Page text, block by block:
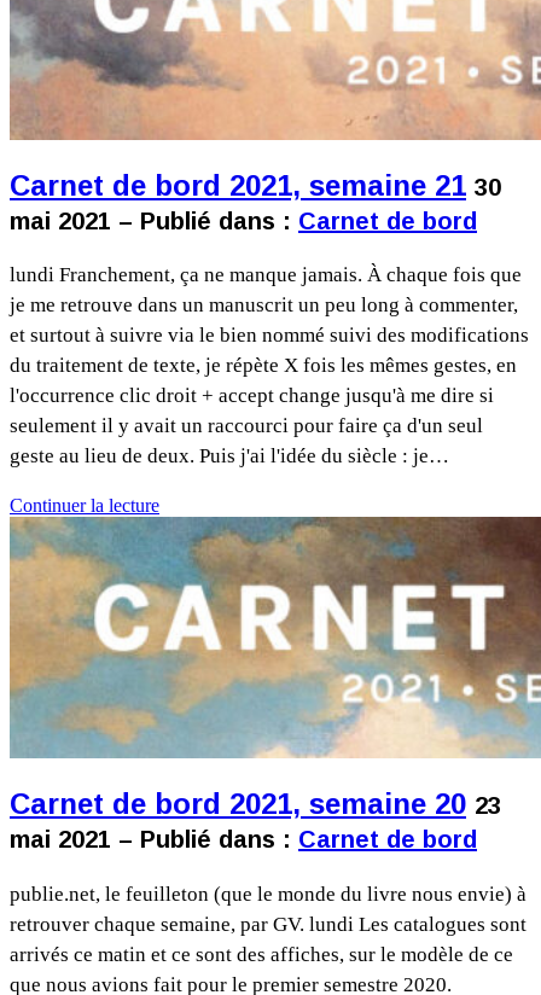
Carnet de bord 2021, semaine 21 30
mai 2021 – Publié dans : Carnet de bord
lundi Franchement, ça ne manque jamais. À chaque fois que
je me retrouve dans un manuscrit un peu long à commenter,
et surtout à suivre via le bien nommé suivi des modifications
du traitement de texte, je répète X fois les mêmes gestes, en
l'occurrence clic droit + accept change jusqu'à me dire si
seulement il y avait un raccourci pour faire ça d'un seul
geste au lieu de deux. Puis j'ai l'idée du siècle : je…
Continuer la lecture
Carnet de bord 2021, semaine 20 23
mai 2021 – Publié dans : Carnet de bord
publie.net, le feuilleton (que le monde du livre nous envie) à
retrouver chaque semaine, par GV. lundi Les catalogues sont
arrivés ce matin et ce sont des affiches, sur le modèle de ce
que nous avions fait pour le premier semestre 2020.